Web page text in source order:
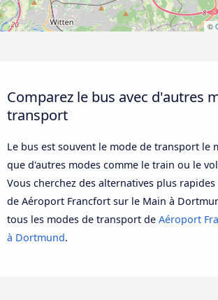
©
Comparez le bus avec d'autres
transport
Le bus est souvent le mode de transport le
que d'autres modes comme le train ou le
Vous cherchez des alternatives plus
de Aéroport Francfort sur le Main à
tous les modes de transport de Aéroport
à Dortmund.